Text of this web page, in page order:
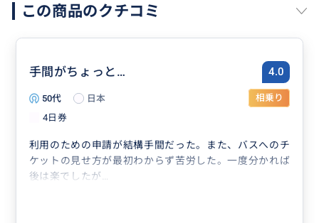
この商品のクチコミ
手間がちょっと… 4.0
50代 日本
相乗り
4日券
利用のための申請が結構手間だった。また、バスへのチ
ケットの見せ方が最初わからず苦労した。一度分かれば
後は楽でしたが…